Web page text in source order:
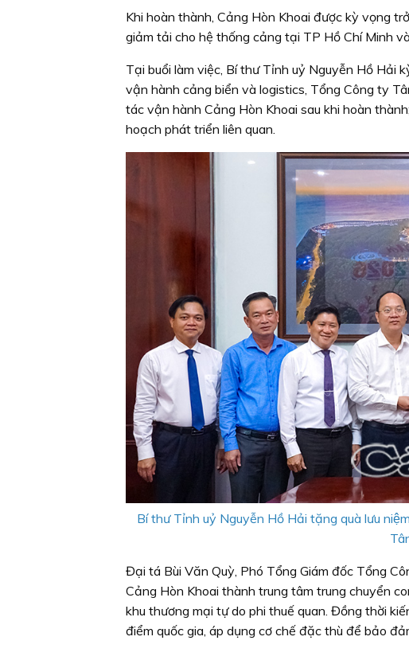
Khi hoàn thành, Cảng Hòn Khoai được kỳ vọng
giảm tải cho hệ thống cảng tại TP Hồ Chí Minh
Tại buổi làm việc, Bí thư Tỉnh uỷ Nguyễn Hồ Hải
vận hành cảng biển và logistics, Tổng Công ty
tác vận hành Cảng Hòn Khoai sau khi hoàn
hoạch phát triển liên quan.
Bí thư Tỉnh uỷ Nguyễn Hồ Hải tặng quà lưu
Đại tá Bùi Văn Quỳ, Phó Tổng Giám đốc Tổng
Cảng Hòn Khoai thành trung tâm trung chuyển
khu thương mại tự do phi thuế quan. Đồng thời
điểm quốc gia, áp dụng cơ chế đặc thù để bảo